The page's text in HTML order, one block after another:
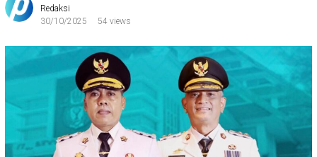
Redaksi
30/10/2025
54 views